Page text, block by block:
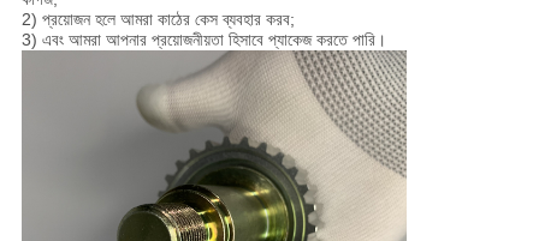
2) প্রয়োজন হলে আমরা কাঠের কেস ব্যবহার করব;
3) এবং আমরা আপনার প্রয়োজনীয়তা হিসাবে প্যাকেজ করতে পারি।